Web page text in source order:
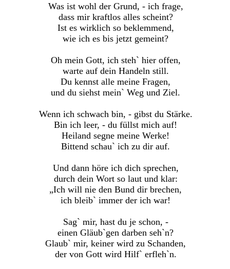
Was ist wohl der Grund, - ich frage,
dass mir kraftlos alles scheint?
Ist es wirklich so beklemmend,
wie ich es bis jetzt gemeint?
Oh mein Gott, ich steh` hier offen,
warte auf dein Handeln still.
Du kennst alle meine Fragen,
und du siehst mein` Weg und Ziel.
Wenn ich schwach bin, - gibst du Stärke.
Bin ich leer, - du füllst mich auf!
Heiland segne meine Werke!
Bittend schau` ich zu dir auf.
Und dann höre ich dich sprechen,
durch dein Wort so laut und klar:
„Ich will nie den Bund dir brechen,
ich bleib` immer der ich war!
Sag` mir, hast du je schon, -
einen Gläub`gen darben seh`n?
Glaub` mir, keiner wird zu Schanden,
der von Gott wird Hilf` erfleh`n.